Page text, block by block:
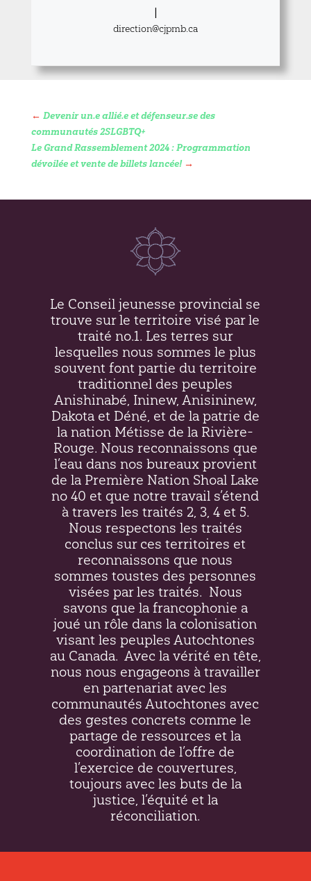
|
direction@cjpmb.ca
← Devenir un.e allié.e et défenseur.se des
communautés 2SLGBTQ+
Le Grand Rassemblement 2024 : Programmation
dévoilée et vente de billets lancée!→
Le Conseil jeunesse provincial se
trouve sur le territoire visé par le
traité no.1. Les terres sur
lesquelles nous sommes le plus
souvent font partie du territoire
traditionnel des peuples
Anishinabé, Ininew, Anisininew,
Dakota et Déné, et de la patrie de
la nation Métisse de la Rivière-
Rouge. Nous reconnaissons que
l’eau dans nos bureaux provient
de la Première Nation Shoal Lake
no 40 et que notre travail s’étend
à travers les traités 2, 3, 4 et 5.
Nous respectons les traités
conclus sur ces territoires et
reconnaissons que nous
sommes toustes des personnes
visées par les traités. Nous
savons que la francophonie a
joué un rôle dans la colonisation
visant les peuples Autochtones
au Canada. Avec la vérité en tête,
nous nous engageons à travailler
en partenariat avec les
communautés Autochtones avec
des gestes concrets comme le
partage de ressources et la
coordination de l’offre de
l’exercice de couvertures,
toujours avec les buts de la
justice, l’équité et la
réconciliation.